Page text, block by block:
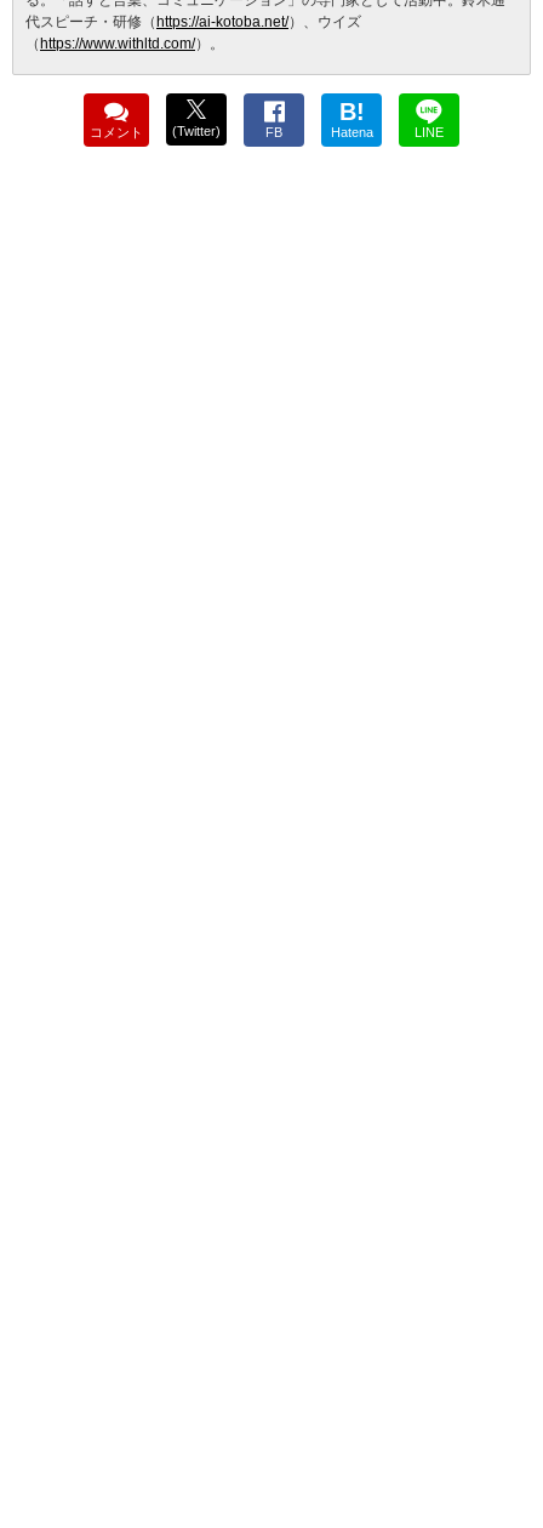
代スピーチ・研修（ https://ai-kotoba.net/）、ウイズ
（ https://www.withltd.com/）。
コメント (Twitter) FB
B!
Hatena LINE